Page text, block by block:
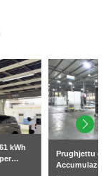
di Energia